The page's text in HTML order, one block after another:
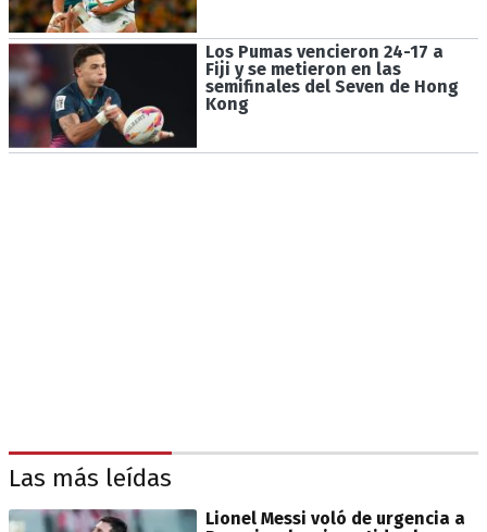
Los Pumas vencieron 24-17 a
Fiji y se metieron en las
semifinales del Seven de Hong
Kong
Las más leídas
Lionel Messi voló de urgencia a